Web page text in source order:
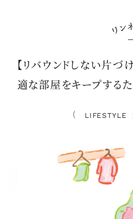
【リバウンドしない片づ
適な部屋をキープする
LIFESTYLE ：